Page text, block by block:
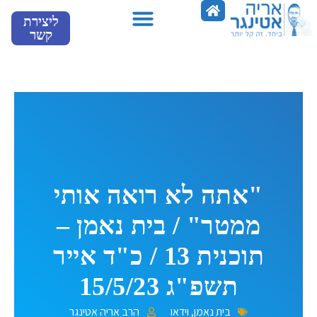
דילוג
לתוכן
ליצירת
קשר
"אתה לא רואה אותי
ממטר" / בית נאמן –
תוכנית 13 / כ"ד אייר
תשפ"ג 15/5/23
בית נאמן, וידאו הרב אריה אטינגר